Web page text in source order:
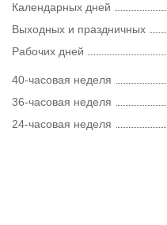
Календарных дней
Выходных и праздничных
Рабочих дней
40-часовая неделя
36-часовая неделя
24-часовая неделя